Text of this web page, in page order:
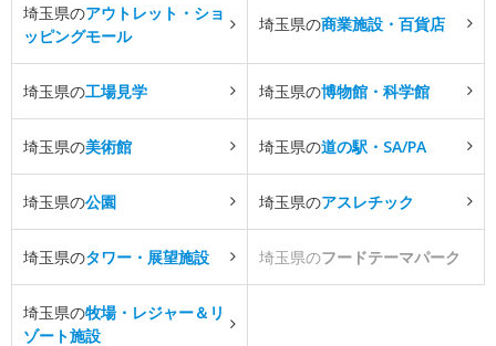
埼玉県のアウトレット・ショ
ッピングモール
埼玉県の商業施設・百貨店
埼玉県の工場見学 埼玉県の博物館・科学館
埼玉県の美術館 埼玉県の道の駅・SA/PA
埼玉県の公園 埼玉県のアスレチック
埼玉県のタワー・展望施設 埼玉県のフードテーマパーク
埼玉県の牧場・レジャー＆リ
ゾート施設